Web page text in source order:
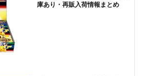
庫あり・再販入荷情報まとめ